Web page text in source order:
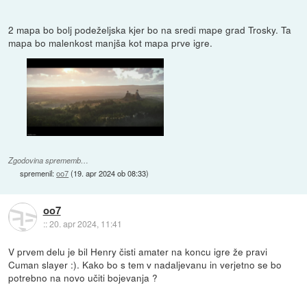
2 mapa bo bolj podeželjska kjer bo na sredi mape grad Trosky. Ta
mapa bo malenkost manjša kot mapa prve igre.
Zgodovina sprememb…
spremenil:oo7(19. apr 2024 ob 08:33)
oo7
::20. apr 2024, 11:41
V prvem delu je bil Henry čisti amater na koncu igre že pravi
Cuman slayer :). Kako bo s tem v nadaljevanu in verjetno se bo
potrebno na novo učiti bojevanja ?